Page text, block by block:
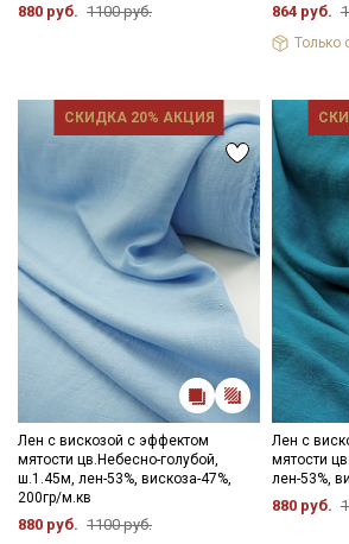
880 руб. 1100 руб. 864 руб.
Только
СКИДКА 20% АКЦИЯ
Лен с вискозой с эффектом
мятости цв.Небесно-голубой,
ш.1.45м, лен-53%, вискоза-47%,
200гр/м.кв
880 руб. 1100 руб.
Лен с
мятости
лен-53%,
880 руб.
Мы публикуем здесь
промокоды и скидки до
Электронная почта
Подписаться
Ознакомлен(а) с
Политикой
данныхи даюСогласие на обработку
данных
Согласие на получение
информационных рассылок